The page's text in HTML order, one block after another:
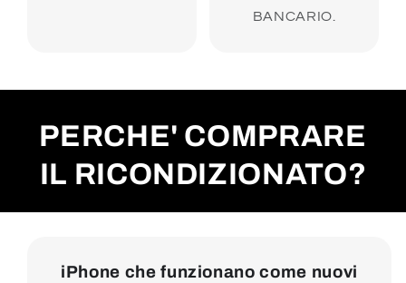
BANCARIO.
PERCHE' COMPRARE
IL RICONDIZIONATO?
iPhone che funzionano come nuovi